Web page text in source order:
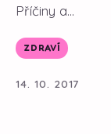
Příčiny a...
ZDRAVÍ
14. 10. 2017